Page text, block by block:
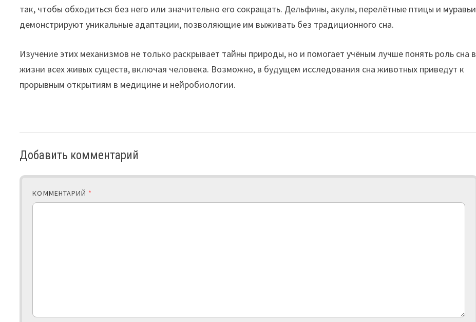
так, чтобы обходиться без него или значительно его сокращать. Дельфины, акулы, перелётные птицы и муравьи
демонстрируют уникальные адаптации, позволяющие им выживать без традиционного сна.
Изучение этих механизмов не только раскрывает тайны природы, но и помогает учёным лучше понять роль сна в
жизни всех живых существ, включая человека. Возможно, в будущем исследования сна животных приведут к
прорывным открытиям в медицине и нейробиологии.
Добавить комментарий
КОММЕНТАРИЙ *